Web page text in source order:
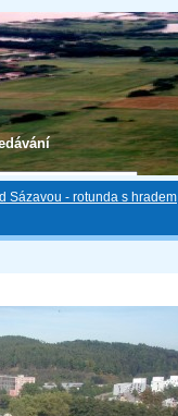
Sázavou - rotunda s hradem